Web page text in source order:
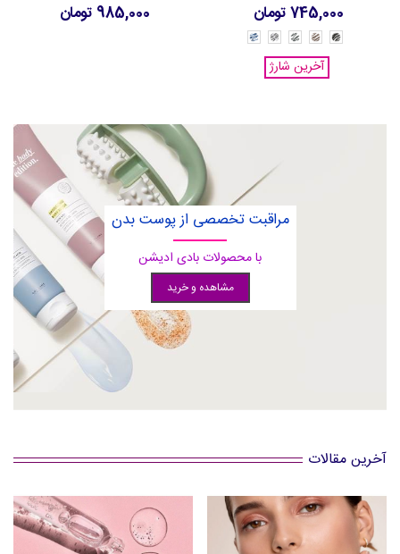
745,000 تومان
Pitch
Black
36547
36548
-
Hickory
Brown
Forest
Green
-
36550
Urban
Grey
-
36551
Skyline
Blue
آخرین شارژ
985,000 تومان
مراقبت تخصصی از پوست بدن
با محصولات بادی ادیشن
مشاهده و خرید
آخرین مقالات